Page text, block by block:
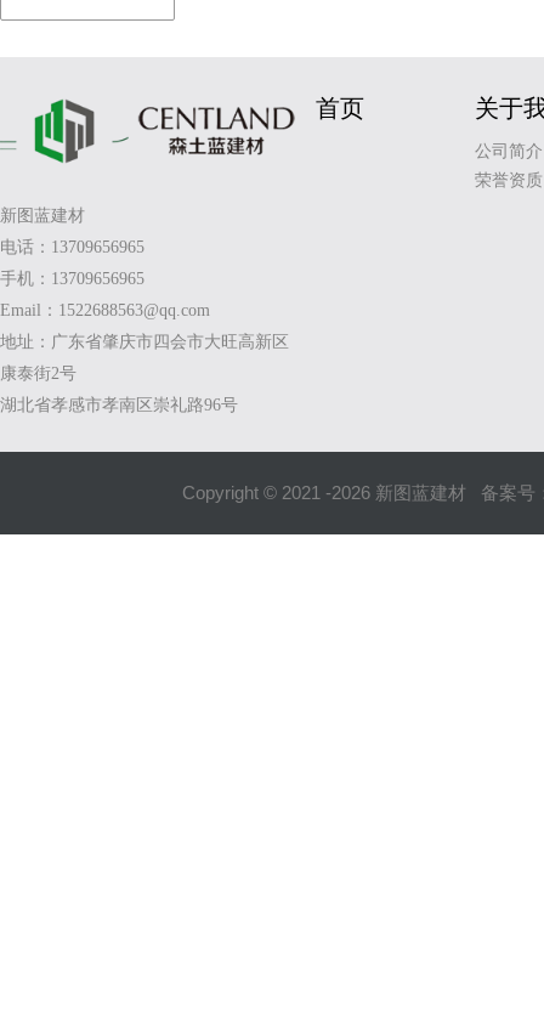
新图蓝建材
电话：13709656965
手机：13709656965
Email：1522688563@qq.com
地址：广东省肇庆市四会市大旺高新区
康泰街2号
湖北省孝感市孝南区崇礼路96号
首页 关于
公司简介
荣誉资质
Copyright © 2021 -2026 新图蓝建材 备案号